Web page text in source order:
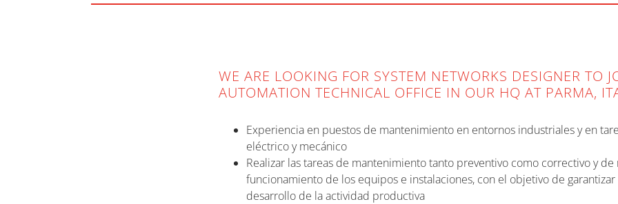
WE ARE LOOKING FOR SYSTEM NETWORKS DESIGNER TO
AUTOMATION TECHNICAL OFFICE IN OUR HQ AT PARMA,
Experiencia en puestos de mantenimiento en entornos industriales y en
eléctrico y mecánico
Realizar las tareas de mantenimiento tanto preventivo como correctivo y
funcionamiento de los equipos e instalaciones, con el objetivo de
desarrollo de la actividad productiva